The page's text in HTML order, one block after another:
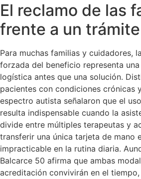
El reclamo de las
frente a un
Para muchas familias y cuidadores,
forzada del beneficio representa
logística antes que una solución.
pacientes con condiciones crónicas
espectro autista señalaron que el
resulta indispensable cuando la
divide entre múltiples terapeutas y
transferir una única tarjeta de mano
impracticable en la rutina diaria.
Balcarce 50 afirma que ambas
acreditación convivirán en el